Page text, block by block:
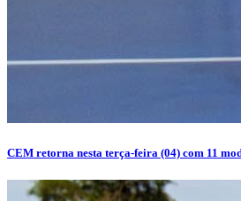
CEM retorna nesta terça-feira (04) com 11